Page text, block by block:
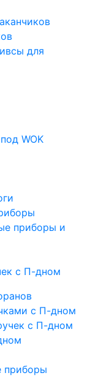
для
WOK
приборы и
с П-дном
с П-дном
с П-дном
приборы